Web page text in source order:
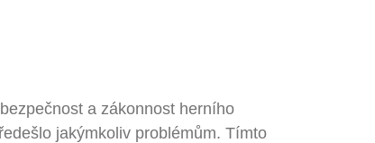
a zákonnost herního
jakýmkoliv problémům. Tímto